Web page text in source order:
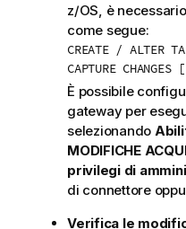
z/OS , è
come segue:
CREATE / ALTER
CAPTURE CHANGES
È possibile
gatewayper
selezionando
MODIFICHE
privilegi di
di connettore
Verifica le